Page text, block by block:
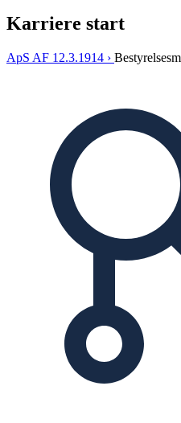
Karriere start
ApS AF 12.3.1914 ›